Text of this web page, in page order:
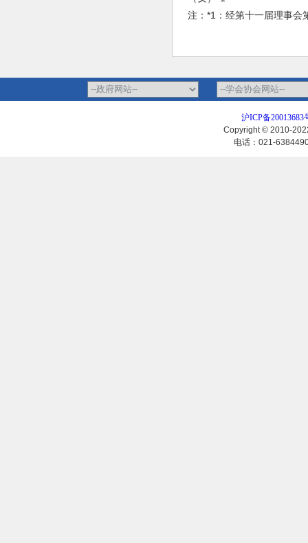
注：*1：经第十一届理事会
沪ICP备20013683
Copyright © 2010-
电话：021-